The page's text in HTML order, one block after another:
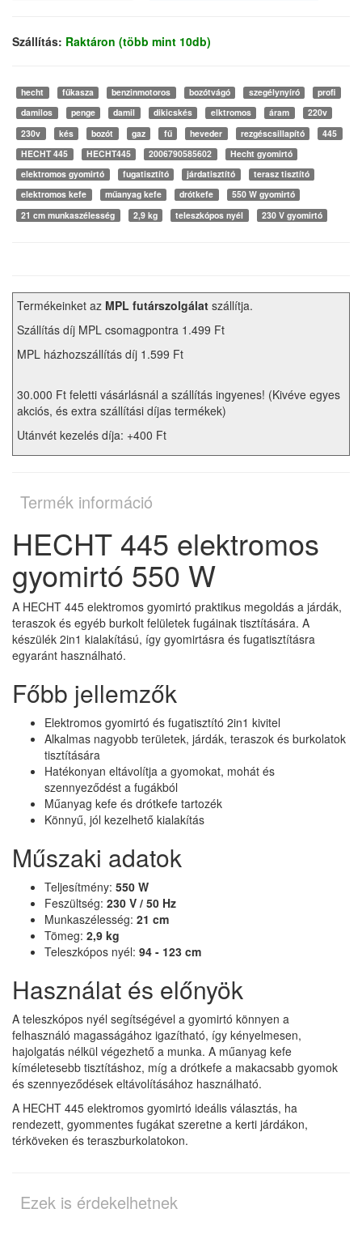
Szállítás: Raktáron (több mint 10db)
hecht fűkasza benzinmotoros bozótvágó szegélynyíró
profi
damilos
penge damil dikicskés elktromos áram
220v
230v
kés bozót gaz fű heveder rezgéscsillapító
445
HECHT 445
HECHT445 2006790585602
Hecht gyomirtó
elektromos gyomirtó
fugatisztító járdatisztító
terasz tisztító
elektromos kefe
műanyag kefe drótkefe
550 W gyomirtó
21 cm munkaszélesség
2,9 kg teleszkópos nyél 230 V gyomirtó
Termékeinket az MPL futárszolgálat szállítja.
Szállítás díj MPL csomagpontra 1.499 Ft
MPL házhozszállítás díj 1.599 Ft
30.000 Ft feletti vásárlásnál a szállítás ingyenes! (Kivéve egyes
akciós, és extra szállítási díjas termékek)
Utánvét kezelés díja: +400 Ft
Termék információ
HECHT 445 elektromos
gyomirtó 550 W
A HECHT 445 elektromos gyomirtó praktikus megoldás a járdák,
teraszok és egyéb burkolt felületek fugáinak tisztítására. A
készülék 2in1 kialakítású, így gyomirtásra és fugatisztításra
egyaránt használható.
Főbb jellemzők
Elektromos gyomirtó és fugatisztító 2in1 kivitel
Alkalmas nagyobb területek, járdák, teraszok és burkolatok
tisztítására
Hatékonyan eltávolítja a gyomokat, mohát és
szennyeződést a fugákból
Műanyag kefe és drótkefe tartozék
Könnyű, jól kezelhető kialakítás
Műszaki adatok
Teljesítmény: 550 W
Feszültség: 230 V / 50 Hz
Munkaszélesség: 21 cm
Tömeg: 2,9 kg
Teleszkópos nyél: 94 - 123 cm
Használat és előnyök
A teleszkópos nyél segítségével a gyomirtó könnyen a
felhasználó magasságához igazítható, így kényelmesen,
hajolgatás nélkül végezhető a munka. A műanyag kefe
kíméletesebb tisztításhoz, míg a drótkefe a makacsabb gyomok
és szennyeződések eltávolításához használható.
A HECHT 445 elektromos gyomirtó ideális választás, ha
rendezett, gyommentes fugákat szeretne a kerti járdákon,
térköveken és teraszburkolatokon.
Ezek is érdekelhetnek